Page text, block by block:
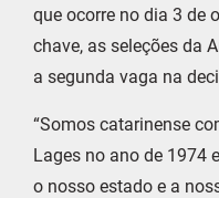
que ocorre no dia 3 de
chave, as seleções da
a segunda vaga na
“Somos catarinense
Lages no ano de 1974
o nosso estado e a